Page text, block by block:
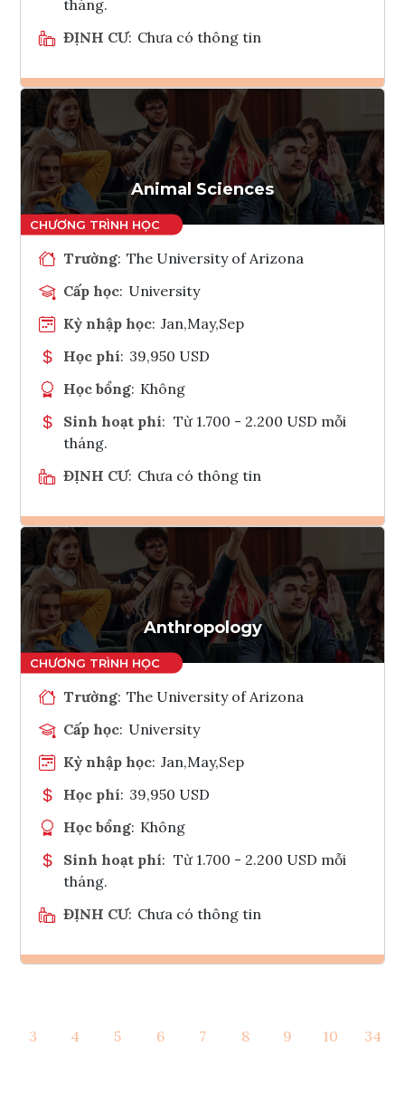
tháng.
ĐỊNH CƯ: Chưa có thông tin
Ghi danh
Tham vấn Interlink
Animal Sciences
Trường: The University of Arizona
Cấp học: University
Kỳ nhập học: Jan,May,Sep
Học phí: 39,950 USD
Học bổng: Không
Sinh hoạt phí: Từ 1.700 - 2.200 USD mỗi
tháng.
ĐỊNH CƯ: Chưa có thông tin
Ghi danh
Tham vấn Interlink
Anthropology
Trường: The University of Arizona
Cấp học: University
Kỳ nhập học: Jan,May,Sep
Học phí: 39,950 USD
Học bổng: Không
Sinh hoạt phí: Từ 1.700 - 2.200 USD mỗi
tháng.
ĐỊNH CƯ: Chưa có thông tin
Tham vấn Interlink
3 4 5 6 7 8 9 10 34